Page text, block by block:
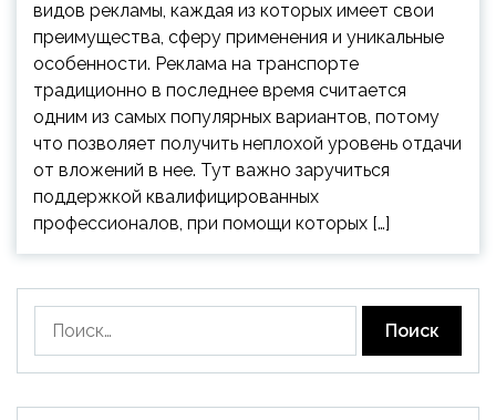
видов рекламы, каждая из которых имеет свои
преимущества, сферу применения и уникальные
особенности. Реклама на транспорте
традиционно в последнее время считается
одним из самых популярных вариантов, потому
что позволяет получить неплохой уровень отдачи
от вложений в нее. Тут важно заручиться
поддержкой квалифицированных
профессионалов, при помощи которых […]